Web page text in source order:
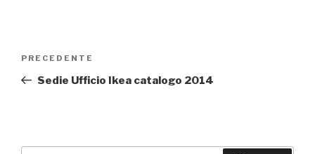
Articolo
precedente:
PRECEDENTE
Sedie Ufficio Ikea catalogo 2014